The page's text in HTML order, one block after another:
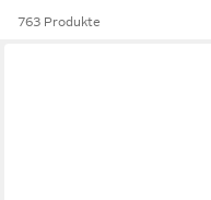
763 Produkte